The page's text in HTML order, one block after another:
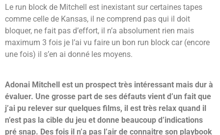
Le run block de Mitchell est inexistant sur certaines tapes
comme celle de Kansas, il ne comprend pas qui il doit
bloquer, ne fait pas d’effort, il n’a absolument rien mais
maximum 3 fois je l’ai vu faire un bon run block car (encore
une fois) il s’en ai donné les moyens.
Adonai Mitchell est un prospect très intéressant mais dur à
évaluer. Une grosse part de ses défauts vient d’un fait que
j’ai pu relever sur quelques films, il est très relax quand il
n’est pas la cible du jeu et donne beaucoup d’indications
pré snap. Des fois il n’a pas l’air de connaitre son playbook